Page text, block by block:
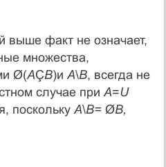
выше факт не означает,
множества,
Ø(АÇВ)и А\В, всегда не
случае при A=U
поскольку А\В= ØВ,